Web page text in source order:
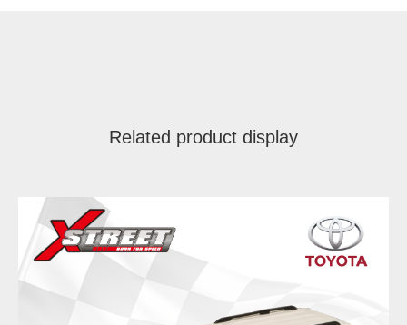
Related product display